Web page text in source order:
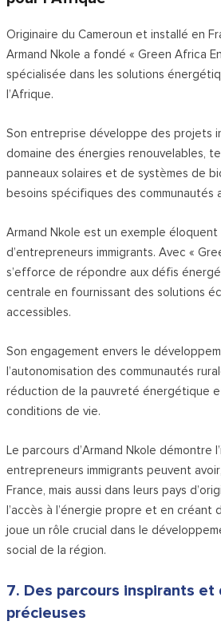
Originaire du Cameroun et installé en
Armand Nkole a fondé « Green Africa
spécialisée dans les solutions
l’Afrique.
Son entreprise développe des projets
domaine des énergies renouvelables,
panneaux solaires et de systèmes de
besoins spécifiques des communautés
Armand Nkole est un exemple
d’entrepreneurs immigrants. Avec «
s’efforce de répondre aux défis
centrale en fournissant des solutions
accessibles.
Son engagement envers le
l’autonomisation des communautés
réduction de la pauvreté énergétique
conditions de vie.
Le parcours d’Armand Nkole démontre
entrepreneurs immigrants peuvent
France, mais aussi dans leurs pays
l’accès à l’énergie propre et en créant
joue un rôle crucial dans le
social de la région.
7. Des parcours inspirants
précieuses